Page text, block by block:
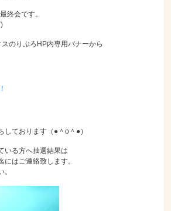
終会です。
のりぷろHP内専用バナーから
しております（●＾o＾●）
いる方へ抽選結果は
はご連絡致します。